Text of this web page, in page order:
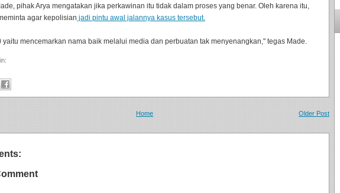
pihak Arya mengatakan jika perkawinan itu tidak dalam proses yang benar. Oleh karena itu,
agar kepolisian jadi pintu awal jalannya kasus tersebut.
yaitu mencemarkan nama baik melalui media dan perbuatan tak menyenangkan," tegas Made.
Older Post
Home